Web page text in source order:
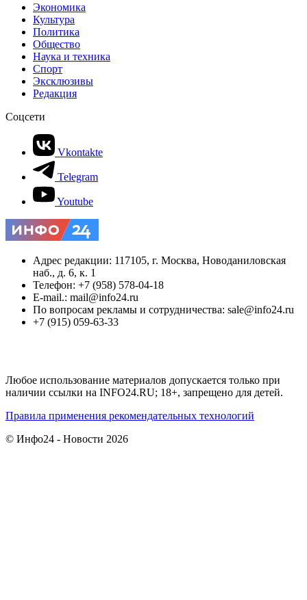
Экономика
Культура
Политика
Общество
Наука и техника
Спорт
Эксклюзивы
Редакция
Соцсети
Vkontakte
Telegram
Youtube
Адрес редакции: 117105, г. Москва, Новоданиловская
наб., д. 6, к. 1
Телефон: +7 (958) 578-04-18
E-mail.: mail@info24.ru
По вопросам рекламы и сотрудничества: sale@info24.ru
+7 (915) 059-63-33
Любое использование материалов допускается только при
наличии ссылки на INFO24.RU; 18+, запрещено для детей.
Правила применения рекомендательных технологий
© Инфо24 - Новости 2026